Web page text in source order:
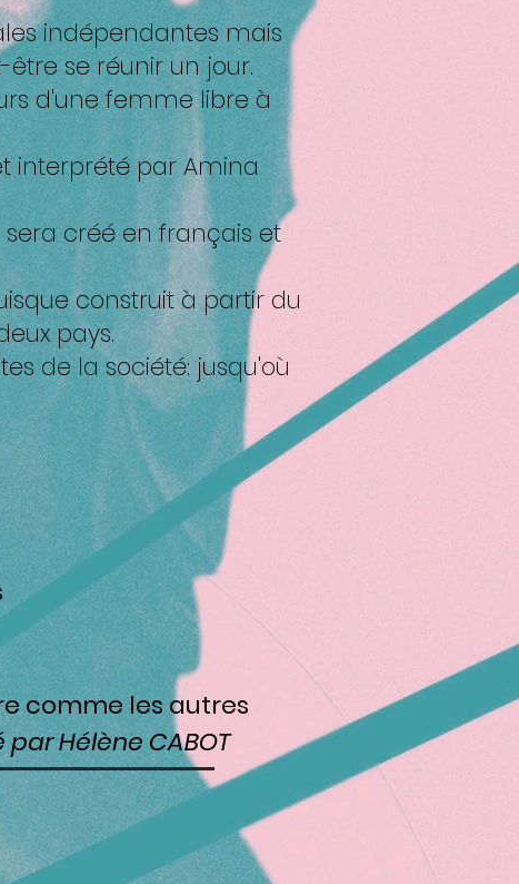
indépendantes mais
se réunir un jour.
d'une femme libre à
créé en français et
construit à partir du
pays.
de la société: jusqu'où
comme les autres
Hélène CABOT